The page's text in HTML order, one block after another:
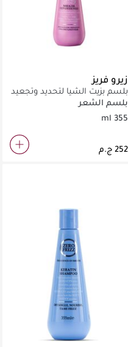
زيرو فريز
بلسم بزيت الشيا لتحديد وتجعيد
الشعر 355 مل
بلسم الشعر
355 ml